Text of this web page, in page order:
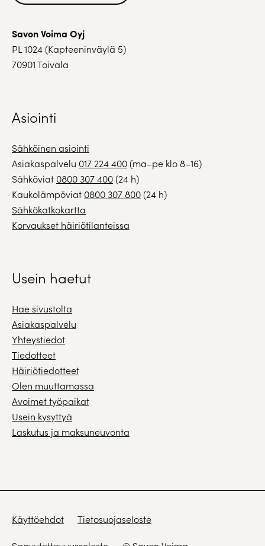
Savon Voima Oyj
PL 1024 (Kapteeninväylä 5)
70901 Toivala
Asiointi
Sähköinen asiointi
Asiakaspalvelu 017 224 400(ma–pe klo 8–16)
Sähköviat 0800 307 400(24 h)
Kaukolämpöviat 0800 307 800(24 h)
Sähkökatkokartta
Korvaukset häiriötilanteissa
Usein haetut
Hae sivustolta
Asiakaspalvelu
Yhteystiedot
Tiedotteet
Häiriötiedotteet
Olen muuttamassa
Avoimet työpaikat
Usein kysyttyä
Laskutus ja maksuneuvonta
Käyttöehdot Tietosuojaseloste